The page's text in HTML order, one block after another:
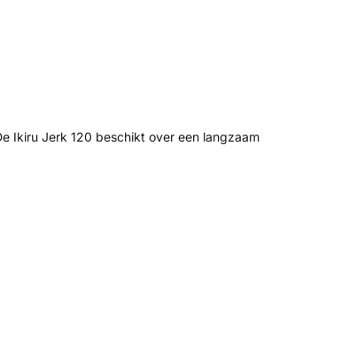
Ikiru Jerk 120 beschikt over een langzaam